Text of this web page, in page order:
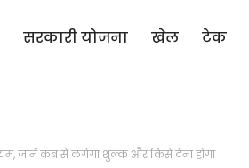
सरकारी योजना खेल टेक
जानें कब से लगेगा शुल्क और किसे देना होगा